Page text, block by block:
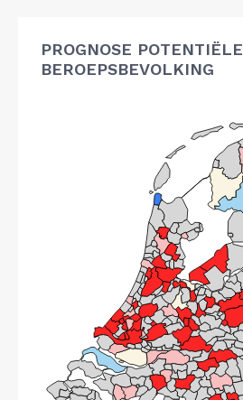
PROGNOSE POTENTIËLE
BEROEPSBEVOLKING